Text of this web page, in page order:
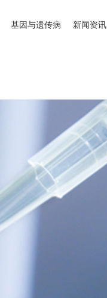
基因与遗传病 新闻资讯